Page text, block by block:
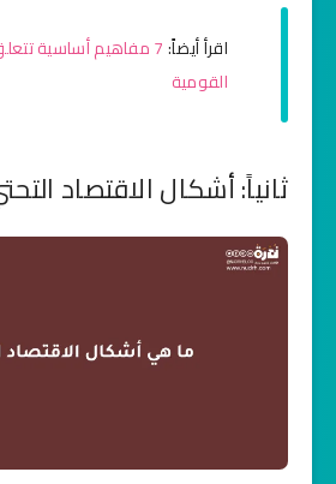
اقرأ أيضاً:
7 مفاهيم أساسية
القومية
ثانياً: أشكال الاقتصاد